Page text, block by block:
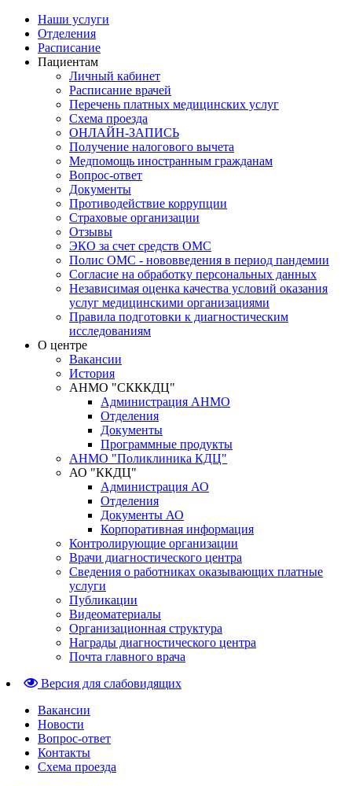
Наши услуги
Отделения
Расписание
Пациентам
Личный кабинет
Расписание врачей
Перечень платных медицинских услуг
Схема проезда
ОНЛАЙН-ЗАПИСЬ
Получение налогового вычета
Медпомощь иностранным гражданам
Вопрос-ответ
Документы
Противодействие коррупции
Страховые организации
Отзывы
ЭКО за счет средств ОМС
Полис ОМС - нововведения в период пандемии
Согласие на обработку персональных данных
Независимая оценка качества условий оказания
услуг медицинскими организациями
Правила подготовки к диагностическим
исследованиям
О центре
Вакансии
История
АНМО "СКККДЦ"
Администрация АНМО
Отделения
Документы
Программные продукты
АНМО "Поликлиника КДЦ"
АО "ККДЦ"
Администрация АО
Отделения
Документы АО
Корпоративная информация
Контролирующие организации
Врачи диагностического центра
Сведения о работниках оказывающих платные
услуги
Публикации
Видеоматериалы
Организационная структура
Награды диагностического центра
Почта главного врача
Версия для слабовидящих
Вакансии
Новости
Вопрос-ответ
Контакты
Схема проезда